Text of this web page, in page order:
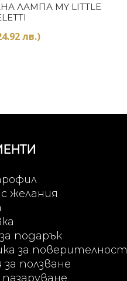
ЛАМПА MY LITTLE
лв.)
желания
подарък
за поверителност
за ползване